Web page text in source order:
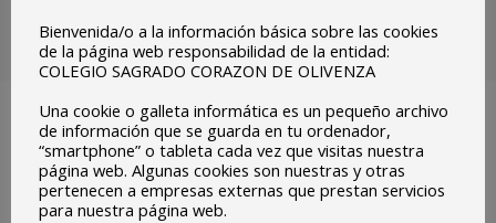
Estás aquí:
Inicio 20210930_155749
Bienvenida/o a la información básica sobre las cookies
de la página web responsabilidad de la entidad:
COLEGIO SAGRADO CORAZON DE OLIVENZA
Una cookie o galleta informática es un pequeño archivo
de información que se guarda en tu ordenador,
“smartphone” o tableta cada vez que visitas nuestra
página web. Algunas cookies son nuestras y otras
pertenecen a empresas externas que prestan servicios
para nuestra página web.